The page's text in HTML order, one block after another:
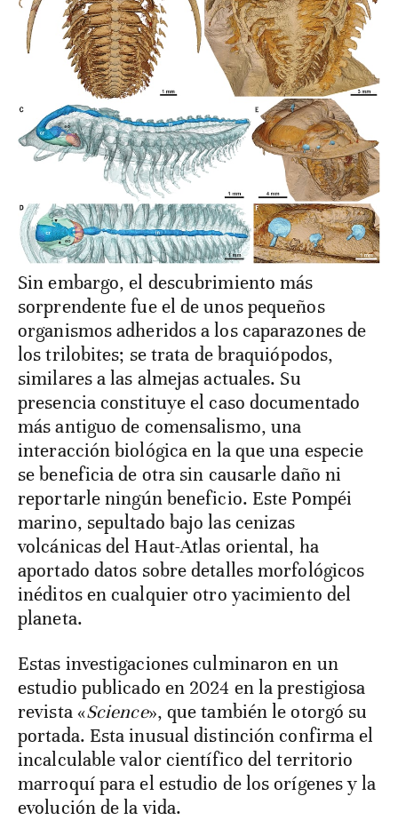
Sin embargo, el descubrimiento más
sorprendente fue el de unos pequeños
organismos adheridos a los caparazones de
los trilobites; se trata de braquiópodos,
similares a las almejas actuales. Su
presencia constituye el caso documentado
más antiguo de comensalismo, una
interacción biológica en la que una especie
se beneficia de otra sin causarle daño ni
reportarle ningún beneficio. Este Pompéi
marino, sepultado bajo las cenizas
volcánicas del Haut-Atlas oriental, ha
aportado datos sobre detalles morfológicos
inéditos en cualquier otro yacimiento del
planeta.
Estas investigaciones culminaron en un
estudio publicado en 2024 en la prestigiosa
revista «Science», que también le otorgó su
portada. Esta inusual distinción confirma el
incalculable valor científico del territorio
marroquí para el estudio de los orígenes y la
evolución de la vida.